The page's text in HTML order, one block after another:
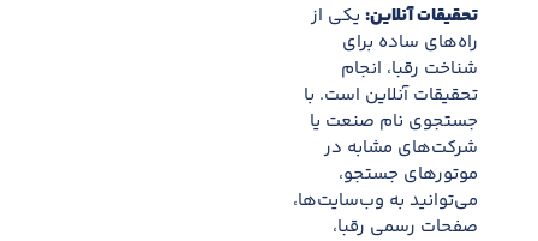
تحقیقات آنلاین: یکی از
راه‌های ساده برای
شناخت رقبا، انجام
تحقیقات آنلاین است. با
جستجوی نام صنعت یا
شرکت‌های مشابه در
موتورهای جستجو،
می‌توانید به وب‌سایت‌ها،
صفحات رسمی رقبا،